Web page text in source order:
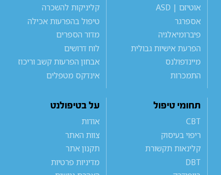
אוטיזם | ASD
אספרגר
פיברומיאלגיה
הפרעת אישיות גבולית
מיינדפולנס
התמכרות
קליניקות להשכרה
טיפול בהפרעות אכילה
מדור הספרים
לוח דרושים
אבחון הפרעות קשב וריכוז
אינדקס מטפלים
תחומי טיפול
CBT
ריפוי בעיסוק
קלינאות תקשורת
DBT
על בטיפולנט
אודות
צוות האתר
תקנון אתר
מדיניות פרטיות